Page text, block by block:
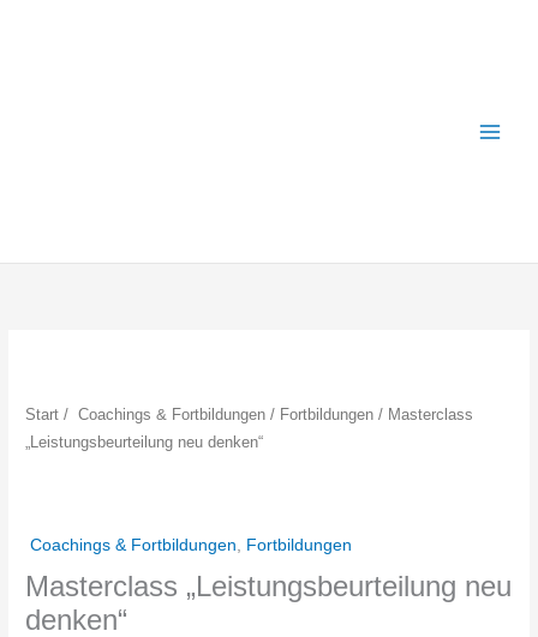
Start / Coachings & Fortbildungen / Fortbildungen / Masterclass
„Leistungsbeurteilung neu denken“
Coachings & Fortbildungen, Fortbildungen
Masterclass „Leistungsbeurteilung neu
denken“